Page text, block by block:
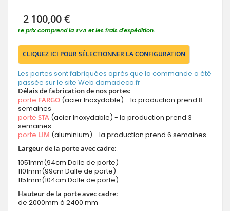
2 100,00 €
Le prix comprend la TVA et les frais d'expédition.
CLIQUEZ ICI POUR SÉLECTIONNER LA CONFIGURATION
Les portes sont fabriquées après que la commande a été
passée sur le site Web domadeco.fr
Délais de fabrication de nos portes:
porte FARGO (acier Inoxydable) - la production prend 8
semaines
porte STA (acier Inoxydable) - la production prend 3
semaines
porte LIM (aluminium) - la production prend 6 semaines
Largeur de la porte avec cadre:
1051mm(94cm Dalle de porte)
1101mm(99cm Dalle de porte)
1151mm(104cm Dalle de porte)
Hauteur de la porte avec cadre:
de 2000mm à 2400 mm